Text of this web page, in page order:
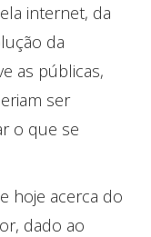
internet, da
da
as públicas,
ser
o que se
hoje acerca do
dado ao